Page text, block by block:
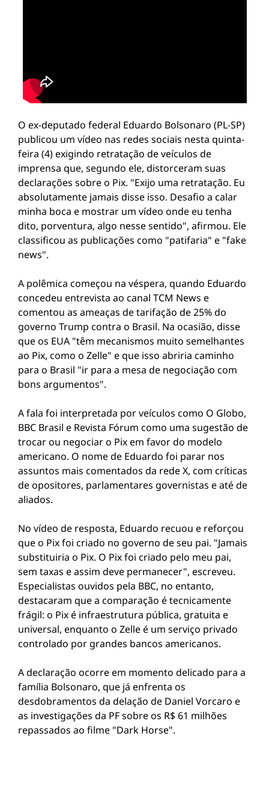
O ex-deputado federal Eduardo Bolsonaro (PL-SP)
publicou um vídeo nas redes sociais nesta quinta-
feira (4) exigindo retratação de veículos de
imprensa que, segundo ele, distorceram suas
declarações sobre o Pix. "Exijo uma retratação. Eu
absolutamente jamais disse isso. Desafio a calar
minha boca e mostrar um vídeo onde eu tenha
dito, porventura, algo nesse sentido", afirmou. Ele
classificou as publicações como "patifaria" e "fake
news".
A polêmica começou na véspera, quando Eduardo
concedeu entrevista ao canal TCM News e
comentou as ameaças de tarifação de 25% do
governo Trump contra o Brasil. Na ocasião, disse
que os EUA "têm mecanismos muito semelhantes
ao Pix, como o Zelle" e que isso abriria caminho
para o Brasil "ir para a mesa de negociação com
bons argumentos".
A fala foi interpretada por veículos como O Globo,
BBC Brasil e Revista Fórum como uma sugestão de
trocar ou negociar o Pix em favor do modelo
americano. O nome de Eduardo foi parar nos
assuntos mais comentados da rede X, com críticas
de opositores, parlamentares governistas e até de
aliados.
No vídeo de resposta, Eduardo recuou e reforçou
que o Pix foi criado no governo de seu pai. "Jamais
substituiria o Pix. O Pix foi criado pelo meu pai,
sem taxas e assim deve permanecer", escreveu.
Especialistas ouvidos pela BBC, no entanto,
destacaram que a comparação é tecnicamente
frágil: o Pix é infraestrutura pública, gratuita e
universal, enquanto o Zelle é um serviço privado
controlado por grandes bancos americanos.
A declaração ocorre em momento delicado para a
família Bolsonaro, que já enfrenta os
desdobramentos da delação de Daniel Vorcaro e
as investigações da PF sobre os R$ 61 milhões
repassados ao filme "Dark Horse".